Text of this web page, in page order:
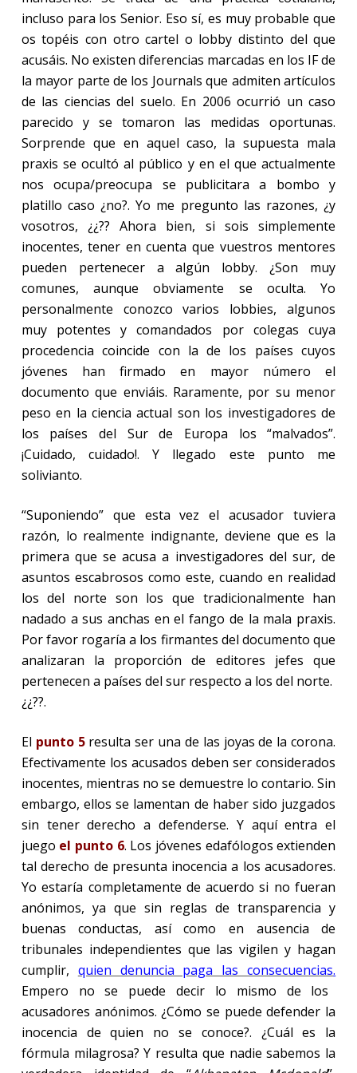
incluso para los Senior. Eso sí, es muy probable que
os topéis con otro cartel o lobby distinto del que
acusáis. No existen diferencias marcadas en los IF de
la mayor parte de los Journals que admiten artículos
de las ciencias del suelo. En 2006 ocurrió un caso
parecido y se tomaron las medidas oportunas.
Sorprende que en aquel caso, la supuesta mala
praxis se ocultó al público y en el que actualmente
nos ocupa/preocupa se publicitara a bombo y
platillo caso ¿no?. Yo me pregunto las razones, ¿y
vosotros, ¿¿?? Ahora bien, si sois simplemente
inocentes, tener en cuenta que vuestros mentores
pueden pertenecer a algún lobby. ¿Son muy
comunes, aunque obviamente se oculta. Yo
personalmente conozco varios lobbies, algunos
muy potentes y comandados por colegas cuya
procedencia coincide con la de los países cuyos
jóvenes han firmado en mayor número el
documento que enviáis. Raramente, por su menor
peso en la ciencia actual son los investigadores de
los países del Sur de Europa los “malvados”.
¡Cuidado, cuidado!. Y llegado este punto me
solivianto.
“Suponiendo” que esta vez el acusador tuviera
razón, lo realmente indignante, deviene que es la
primera que se acusa a investigadores del sur, de
asuntos escabrosos como este, cuando en realidad
los del norte son los que tradicionalmente han
nadado a sus anchas en el fango de la mala praxis.
Por favor rogaría a los firmantes del documento que
analizaran la proporción de editores jefes que
pertenecen a países del sur respecto a los del norte.
¿¿??.
El punto 5 resulta ser una de las joyas de la corona.
Efectivamente los acusados deben ser considerados
inocentes, mientras no se demuestre lo contario. Sin
embargo, ellos se lamentan de haber sido juzgados
sin tener derecho a defenderse. Y aquí entra el
juego el punto 6. Los jóvenes edafólogos extienden
tal derecho de presunta inocencia a los acusadores.
Yo estaría completamente de acuerdo si no fueran
anónimos, ya que sin reglas de transparencia y
buenas conductas, así como en ausencia de
tribunales independientes que las vigilen y hagan
cumplir, quien denuncia paga las consecuencias.
Empero no se puede decir lo mismo de los
acusadores anónimos. ¿Cómo se puede defender la
inocencia de quien no se conoce?. ¿Cuál es la
fórmula milagrosa? Y resulta que nadie sabemos la